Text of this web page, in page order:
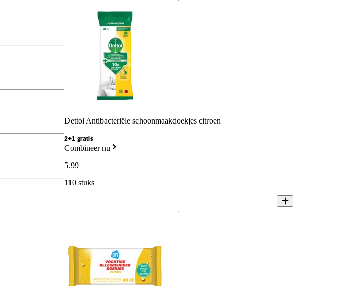
Dettol Antibacteriële schoonmaakdoekjes citroen
2+1 gratis
Combineer nu
5.99
110 stuks